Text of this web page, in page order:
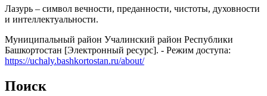
Лазурь – символ вечности, преданности, чистоты, духовности
и интеллектуальности.
Муниципальный район Учалинский район Республики
Башкортостан [Электронный ресурс]. - Режим доступа:
https://uchaly.bashkortostan.ru/about/
Поиск